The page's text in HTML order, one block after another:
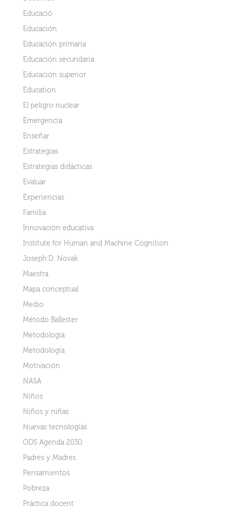
Educació
Educación
Educación primaria
Educación secundaria
Educación superior
Education
El peligro nuclear
Emergencia
Enseñar
Estrategias
Estrategias didácticas
Evaluar
Experiencias
Familia
Innovación educativa
Institute for Human and Machine Cognition
Joseph D. Novak
Maestra
Mapa conceptual
Medio
Método Ballester
Metodologia
Metodología
Motivación
NASA
Niños
Niños y niñas
Nuevas tecnologías
ODS Agenda 2030
Padres y Madres
Pensamientos
Pobreza
Pràctica docent